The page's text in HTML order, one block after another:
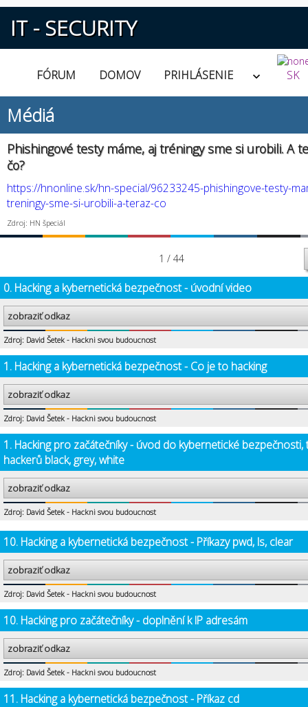
IT - SECURITY
FÓRUM DOMOV PRIHLÁSENIE SK
Médiá
Phishingové testy máme, aj tréningy sme si urobili. A
čo?
https://hnonline.sk/hn-special/96233245-phishingove-testy-
treningy-sme-si-urobili-a-teraz-co
Zdroj: HN špeciál
1 / 44
0. Hacking a kybernetická bezpečnost - úvodní video
zobraziť odkaz
Zdroj: David Šetek - Hackni svou budoucnost
1. Hacking a kybernetická bezpečnost - Co je to hacking
zobraziť odkaz
Zdroj: David Šetek - Hackni svou budoucnost
1. Hacking pro začátečníky - úvod do kybernetické bezpečnosti,
hackerů black, grey, white
zobraziť odkaz
Zdroj: David Šetek - Hackni svou budoucnost
10. Hacking a kybernetická bezpečnost - Příkazy pwd, ls, clear
zobraziť odkaz
Zdroj: David Šetek - Hackni svou budoucnost
10. Hacking pro začátečníky - doplnění k IP adresám
zobraziť odkaz
Zdroj: David Šetek - Hackni svou budoucnost
11. Hacking a kybernetická bezpečnost - Příkaz cd